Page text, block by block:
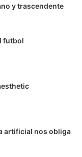
y trascendente
futbol
artificial nos obliga